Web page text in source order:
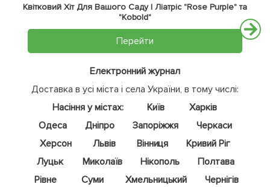
Квітковий Хіт Для Вашого Саду | Ліатріс "Rose Purple" та
"Kobold"
Перейти
Електронний журнал
Доставка в усі міста і села України, в тому числі:
Насіння у містах:
Київ
Харків
Одеса
Дніпро Запоріжжя
Черкаси
Херсон
Львів Вінниця
Кривий Ріг
Луцьк
Миколаїв Нікополь
Полтава
Рівне
Суми Хмельницький
Чернігів